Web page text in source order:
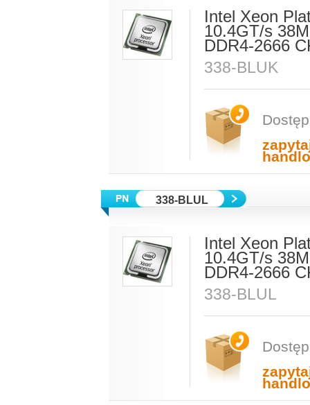
Intel Xeon
10.4GT/s
DDR4-2666
338-BLUK
338-BLUL
Intel Xeon
10.4GT/s
DDR4-2666
338-BLUL